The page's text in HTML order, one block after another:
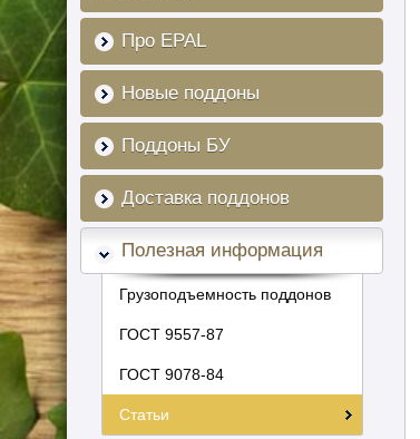
Про EPAL
Новые поддоны
Поддоны БУ
Доставка поддонов
Полезная информация
Грузоподъемность поддонов
ГОСТ 9557-87
ГОСТ 9078-84
Статьи